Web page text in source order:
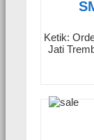
Ketik:
Jati